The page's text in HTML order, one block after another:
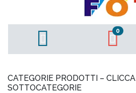
0
CATEGORIE PRODOTTI –
SOTTOCATEGORIE